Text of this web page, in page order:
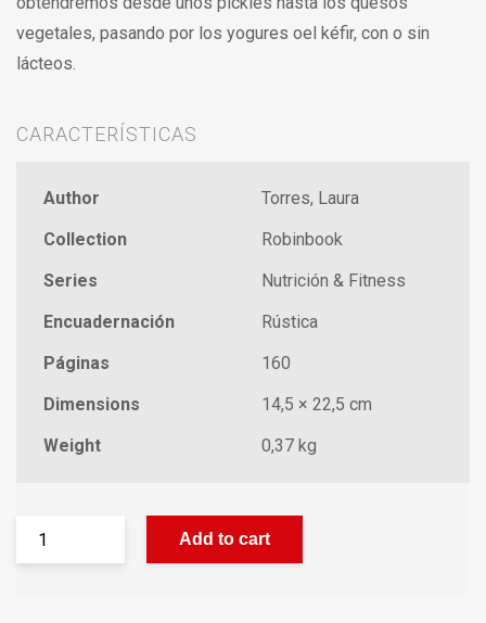
vegetales, pasando por los yogures oel kéfir, con o sin
lácteos.
CARACTERÍSTICAS
Author
Torres, Laura
Collection
Robinbook
Series
Nutrición & Fitness
Encuadernación
Rústica
Páginas
160
Dimensions
14,5 × 22,5 cm
Weight
0,37 kg
Add to cart